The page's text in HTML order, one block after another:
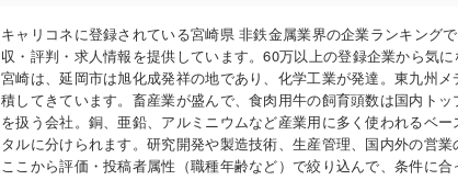
キャリコネに登録されている宮崎県 非鉄金属業界の企業ランキング
収・評判・求人情報を提供しています。60万以上の登録企業から気
宮崎は、延岡市は旭化成発祥の地であり、化学工業が発達。東九州
積してきています。畜産業が盛んで、食肉用牛の飼育頭数は国内ト
を扱う会社。銅、亜鉛、アルミニウムなど産業用に多く使われるベ
タルに分けられます。研究開発や製造技術、生産管理、国内外の営業
ここから評価・投稿者属性（職種年齢など）で絞り込んで、条件に合